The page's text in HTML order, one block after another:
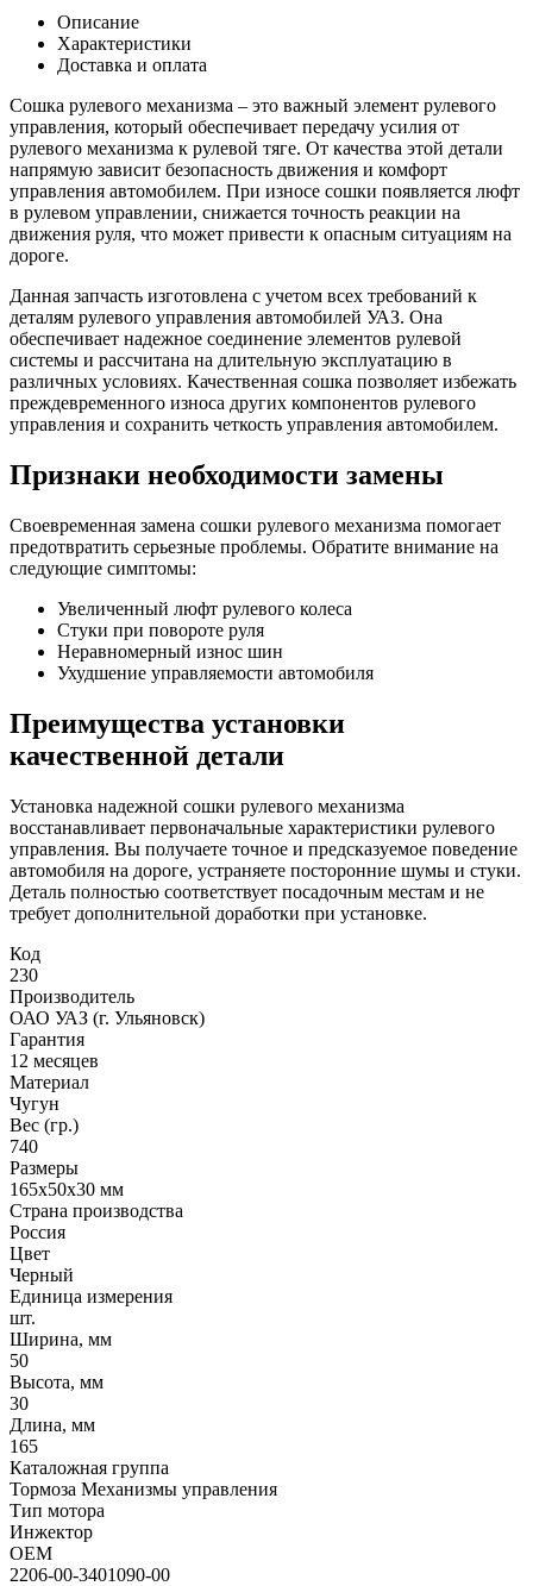
рулевого
механизма
Описание
Характеристики
Доставка и оплата
Сошка рулевого механизма – это важный элемент рулевого
управления, который обеспечивает передачу усилия от
рулевого механизма к рулевой тяге. От качества этой детали
напрямую зависит безопасность движения и комфорт
управления автомобилем. При износе сошки появляется люфт
в рулевом управлении, снижается точность реакции на
движения руля, что может привести к опасным ситуациям на
дороге.
Данная запчасть изготовлена с учетом всех требований к
деталям рулевого управления автомобилей УАЗ. Она
обеспечивает надежное соединение элементов рулевой
системы и рассчитана на длительную эксплуатацию в
различных условиях. Качественная сошка позволяет избежать
преждевременного износа других компонентов рулевого
управления и сохранить четкость управления автомобилем.
Признаки необходимости замены
Своевременная замена сошки рулевого механизма помогает
предотвратить серьезные проблемы. Обратите внимание на
следующие симптомы:
Увеличенный люфт рулевого колеса
Стуки при повороте руля
Неравномерный износ шин
Ухудшение управляемости автомобиля
Преимущества установки
качественной детали
Установка надежной сошки рулевого механизма
восстанавливает первоначальные характеристики рулевого
управления. Вы получаете точное и предсказуемое поведение
автомобиля на дороге, устраняете посторонние шумы и стуки.
Деталь полностью соответствует посадочным местам и не
требует дополнительной доработки при установке.
Код
230
Производитель
ОАО УАЗ (г. Ульяновск)
Гарантия
12 месяцев
Материал
Чугун
Вес (гр.)
740
Размеры
165х50х30 мм
Страна производства
Россия
Цвет
Черный
Единица измерения
шт.
Ширина, мм
50
Высота, мм
30
Длина, мм
165
Каталожная группа
Тормоза Механизмы управления
Тип мотора
Инжектор
OEM
2206-00-3401090-00